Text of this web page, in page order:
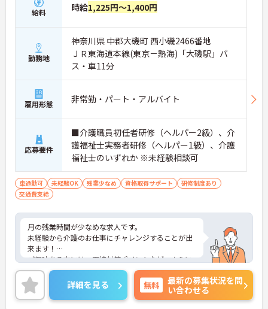
給料 時給1,225円～1,400円
勤務地
神奈川県 中郡大磯町 西小磯2466番地
ＪＲ東海道本線(東京－熱海)「大磯駅」バ
ス・車11分
雇用形態 非常勤・パート・アルバイト
応募要件
■介護職員初任者研修（ヘルパー2級）、介
護福祉士実務者研修（ヘルパー1級）、介護
福祉士のいずれか ※未経験相談可
車通勤可 未経験OK 残業少なめ 資格取得サポート
研修制度あり
交通費支給
月の残業時間が少なめな求人です。
未経験から介護のお仕事にチャレンジすることが出
来ます！
ご興味ある方には、面接対策ポイントなど、さらに
詳細をお話しいたしますのでお気軽にご相談くださ
い！
詳細を見る 無料
最新の募集状況を問
い合わせる